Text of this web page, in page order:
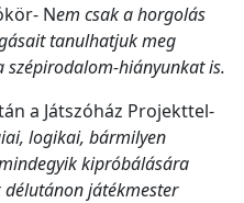
Nem csak a horgolás
tanulhatjuk meg
hiányunkat is.
a Játszóház Projekttel-
logikai, bármilyen
kipróbálására
délutánon játékmester